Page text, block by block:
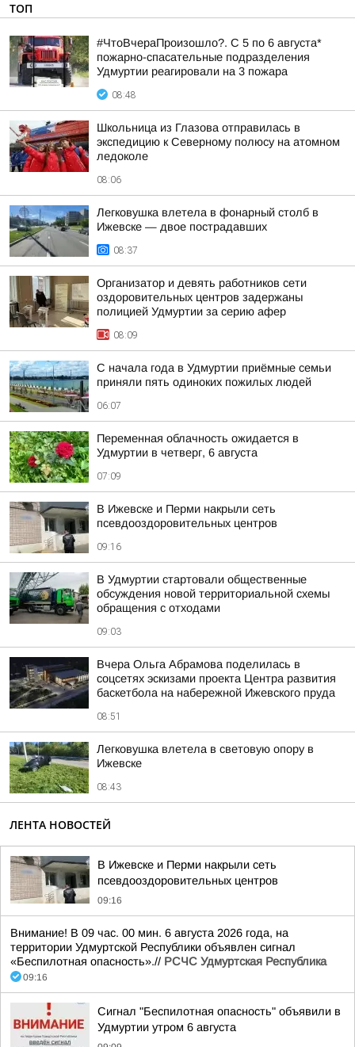
ТОП
#ЧтоВчераПроизошло?. С 5 по 6 августа*
пожарно-спасательные подразделения
Удмуртии реагировали на 3 пожара
08:48
Школьница из Глазова отправилась в
экспедицию к Северному полюсу на атомном
ледоколе
08:06
Легковушка влетела в фонарный столб в
Ижевске — двое пострадавших
08:37
Организатор и девять работников сети
оздоровительных центров задержаны
полицией Удмуртии за серию афер
08:09
С начала года в Удмуртии приёмные семьи
приняли пять одиноких пожилых людей
06:07
Переменная облачность ожидается в
Удмуртии в четверг, 6 августа
07:09
В Ижевске и Перми накрыли сеть
псевдооздоровительных центров
09:16
В Удмуртии стартовали общественные
обсуждения новой территориальной схемы
обращения с отходами
09:03
Вчера Ольга Абрамова поделилась в
соцсетях эскизами проекта Центра развития
баскетбола на набережной Ижевского пруда
08:51
Легковушка влетела в световую опору в
Ижевске
08:43
ЛЕНТА НОВОСТЕЙ
В Ижевске и Перми накрыли сеть
псевдооздоровительных центров
09:16
Внимание! В 09 час. 00 мин. 6 августа 2026 года, на
территории Удмуртской Республики объявлен сигнал
«Беспилотная опасность».// РСЧС Удмуртская Республика
09:16
Сигнал "Беспилотная опасность" объявили в
Удмуртии утром 6 августа